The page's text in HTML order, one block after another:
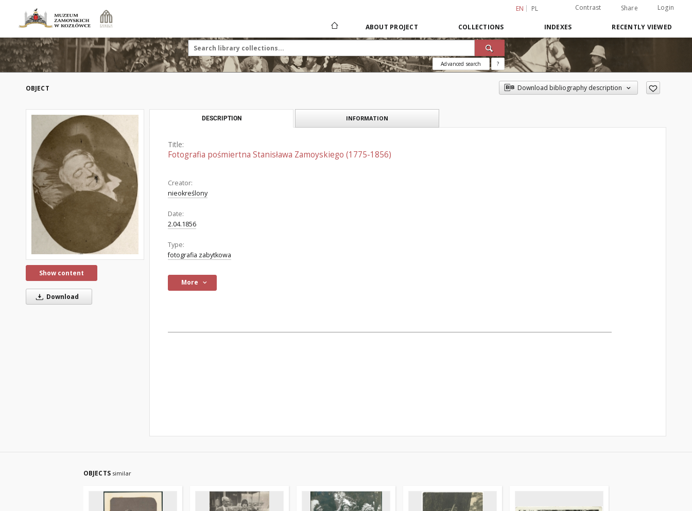
EN PL Contrast Share Login
ABOUT PROJECT COLLECTIONS INDEXES RECENTLY VIEWED
Advanced search ?
OBJECT Download bibliography description
Show content
Download
DESCRIPTION INFORMATION
Title:
Fotografia pośmiertna Stanisława Zamoyskiego (1775-1856)
Creator:
nieokreślony
Date:
2.04.1856
Type:
fotografia zabytkowa
More
OBJECTS similar